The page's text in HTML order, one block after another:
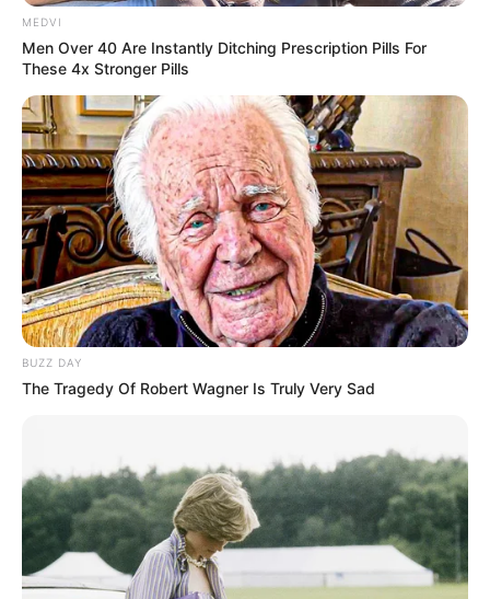
MEDVI
Men Over 40 Are Instantly Ditching Prescription Pills For
These 4x Stronger Pills
BUZZ DAY
The Tragedy Of Robert Wagner Is Truly Very Sad